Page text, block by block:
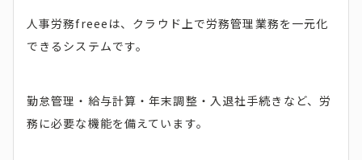
人事労務freeeは、クラウド上で労務管理業務を一元化
できるシステムです。
勤怠管理・給与計算・年末調整・入退社手続きなど、労
務に必要な機能を備えています。